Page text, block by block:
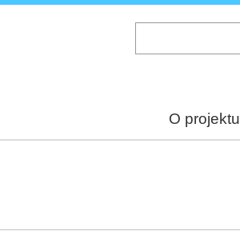
O projektu